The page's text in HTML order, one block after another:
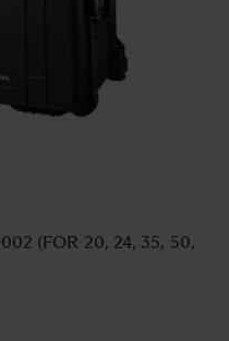
(FOR 20, 24, 35, 50,